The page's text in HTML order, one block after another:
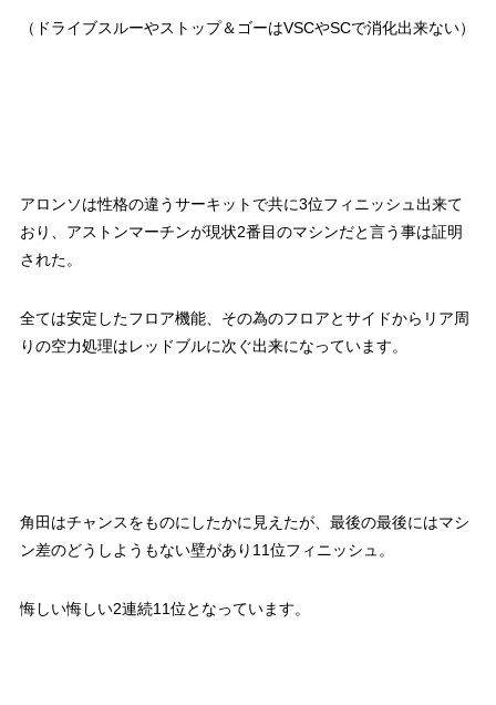
（ドライブスルーやストップ＆ゴーはVSCやSCで消化出来ない）
アロンソは性格の違うサーキットで共に3位フィニッシュ出来て
おり、アストンマーチンが現状2番目のマシンだと言う事は証明
された。
全ては安定したフロア機能、その為のフロアとサイドからリア周
りの空力処理はレッドブルに次ぐ出来になっています。
角田はチャンスをものにしたかに見えたが、最後の最後にはマシ
ン差のどうしようもない壁があり11位フィニッシュ。
悔しい悔しい2連続11位となっています。